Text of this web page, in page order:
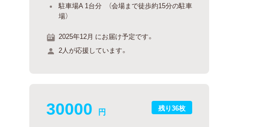
駐車場A 1台分 （会場まで徒歩約15分の駐車
場）
2025年12月 にお届け予定です。
2人が応援しています。
残り36枚
30000 円